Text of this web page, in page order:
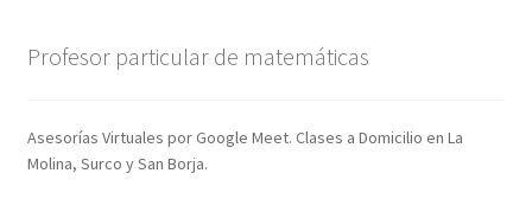
Profesor particular de matemáticas
Asesorías Virtuales por Google Meet. Clases a Domicilio en La
Molina, Surco y San Borja.